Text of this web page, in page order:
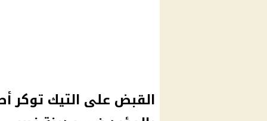
القبض على التيك توكر